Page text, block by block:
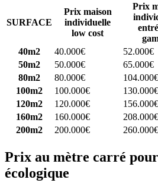
SURFACE
Prix maison
individuelle
low cost
Prix
40m2
40.000€ 52.000€
50m2
50.000€ 65.000€
80m2
80.000€ 104.000€
100m2
100.000€ 130.000€
120m2
120.000€ 156.000€
160m2
160.000€ 208.000€
200m2
200.000€ 260.000€
Prix au mètre carré
écologique